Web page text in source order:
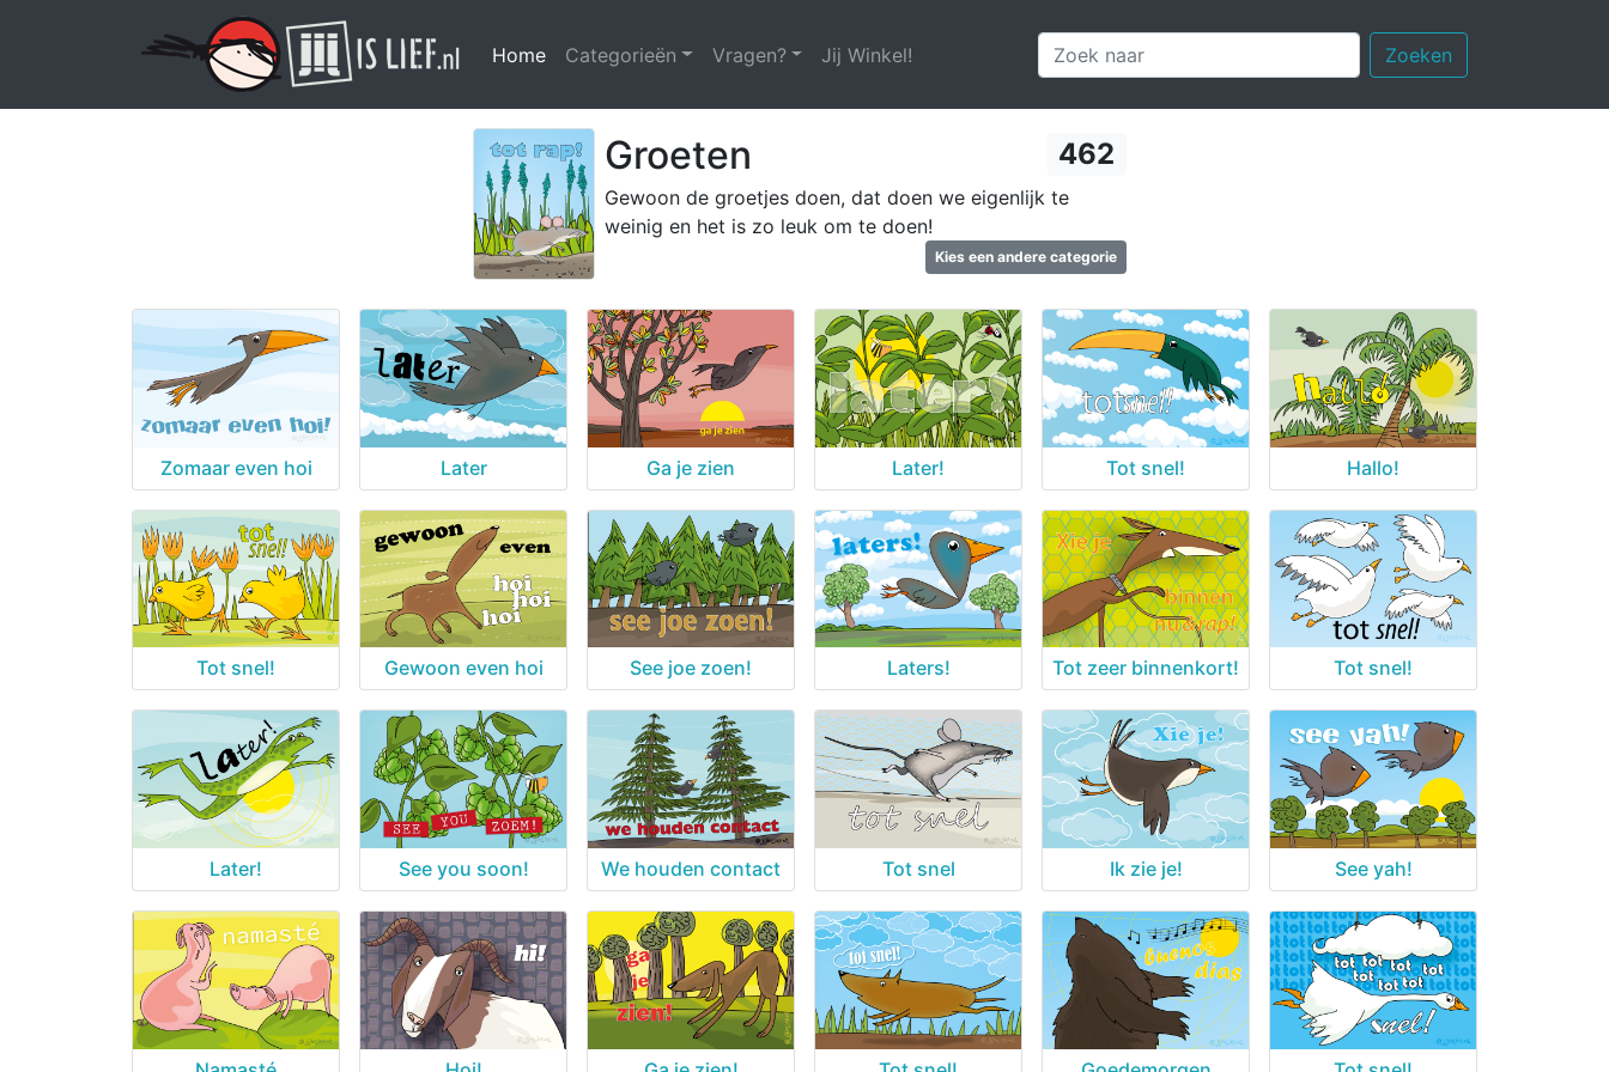
Home (huidige)
Categorieën Vragen? Jij Winkel! Zoeken
Groeten 462
Gewoon de groetjes doen, dat doen we eigenlijk te
weinig en het is zo leuk om te doen!
Kies een andere categorie
Zomaar even hoi Later Ga je zien Later! Tot snel! Hallo!
Tot snel! Gewoon even hoi See joe zoen! Laters! Tot zeer binnenkort! Tot snel!
Later! See you soon! We houden contact Tot snel Ik zie je! See yah!